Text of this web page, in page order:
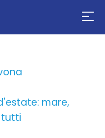
mare,
tutti